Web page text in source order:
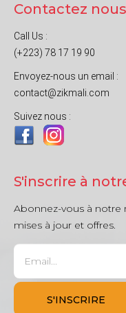
Contactez nous
Call Us :
(+223) 78 17 19 90
Envoyez-nous un email :
contact@zikmali.com
Suivez nous :
S'inscrire à
Abonnez-vous à notre
mises à jour et offres.